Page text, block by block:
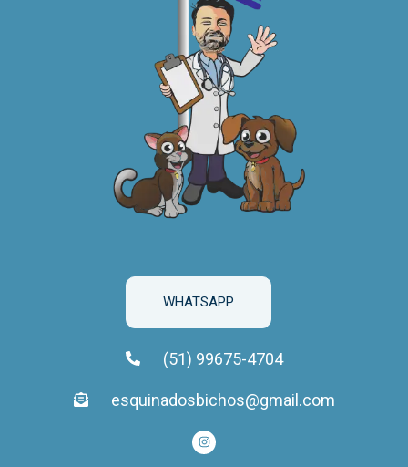
WHATSAPP
(51) 99675-4704
esquinadosbichos@gmail.com